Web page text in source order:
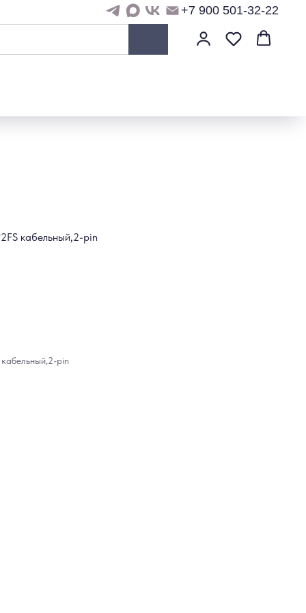
+7 900 501-32-22
кабельный,2-pin
pin